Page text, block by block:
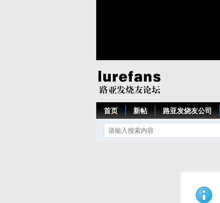
首页 新帖 路亚发烧友公司